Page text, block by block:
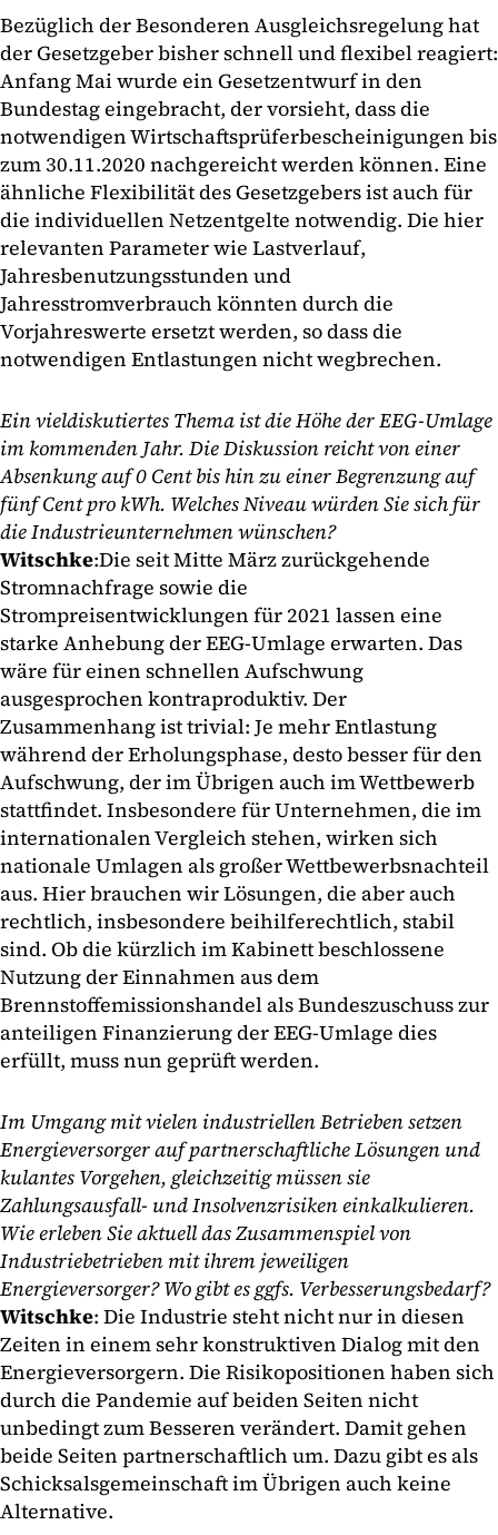
Bezüglich der Besonderen Ausgleichsregelung hat
der Gesetzgeber bisher schnell und flexibel reagiert:
Anfang Mai wurde ein Gesetzentwurf in den
Bundestag eingebracht, der vorsieht, dass die
notwendigen Wirtschaftsprüferbescheinigungen bis
zum 30.11.2020 nachgereicht werden können. Eine
ähnliche Flexibilität des Gesetzgebers ist auch für
die individuellen Netzentgelte notwendig. Die hier
relevanten Parameter wie Lastverlauf,
Jahresbenutzungsstunden und
Jahresstromverbrauch könnten durch die
Vorjahreswerte ersetzt werden, so dass die
notwendigen Entlastungen nicht wegbrechen.
Ein vieldiskutiertes Thema ist die Höhe der EEG-Umlage
im kommenden Jahr. Die Diskussion reicht von einer
Absenkung auf 0 Cent bis hin zu einer Begrenzung auf
fünf Cent pro kWh. Welches Niveau würden Sie sich für
die Industrieunternehmen wünschen?
Witschke:Die seit Mitte März zurückgehende
Stromnachfrage sowie die
Strompreisentwicklungen für 2021 lassen eine
starke Anhebung der EEG-Umlage erwarten. Das
wäre für einen schnellen Aufschwung
ausgesprochen kontraproduktiv. Der
Zusammenhang ist trivial: Je mehr Entlastung
während der Erholungsphase, desto besser für den
Aufschwung, der im Übrigen auch im Wettbewerb
stattfindet. Insbesondere für Unternehmen, die im
internationalen Vergleich stehen, wirken sich
nationale Umlagen als großer Wettbewerbsnachteil
aus. Hier brauchen wir Lösungen, die aber auch
rechtlich, insbesondere beihilferechtlich, stabil
sind. Ob die kürzlich im Kabinett beschlossene
Nutzung der Einnahmen aus dem
Brennstoffemissionshandel als Bundeszuschuss zur
anteiligen Finanzierung der EEG-Umlage dies
erfüllt, muss nun geprüft werden.
Im Umgang mit vielen industriellen Betrieben setzen
Energieversorger auf partnerschaftliche Lösungen und
kulantes Vorgehen, gleichzeitig müssen sie
Zahlungsausfall- und Insolvenzrisiken einkalkulieren.
Wie erleben Sie aktuell das Zusammenspiel von
Industriebetrieben mit ihrem jeweiligen
Energieversorger? Wo gibt es ggfs. Verbesserungsbedarf?
Witschke: Die Industrie steht nicht nur in diesen
Zeiten in einem sehr konstruktiven Dialog mit den
Energieversorgern. Die Risikopositionen haben sich
durch die Pandemie auf beiden Seiten nicht
unbedingt zum Besseren verändert. Damit gehen
beide Seiten partnerschaftlich um. Dazu gibt es als
Schicksalsgemeinschaft im Übrigen auch keine
Alternative.